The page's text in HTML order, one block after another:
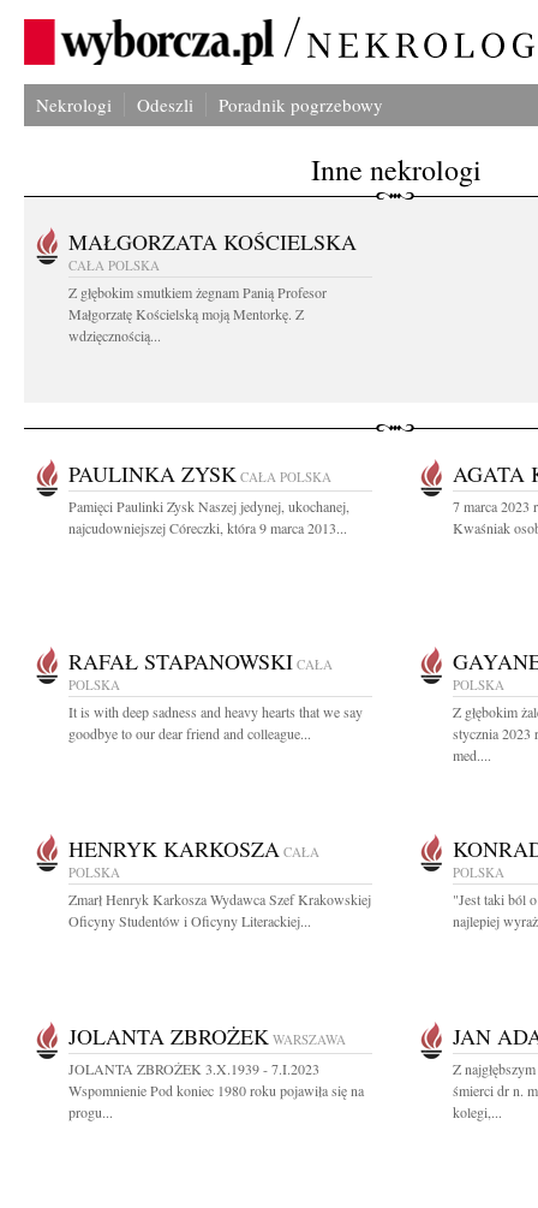
Nekrologi Odeszli Poradnik pogrzebowy
Inne nekrologi
MAŁGORZATA KOŚCIELSKA
CAŁA POLSKA
Z głębokim smutkiem żegnam Panią Profesor
Małgorzatę Kościelską moją Mentorkę. Z
wdzięcznością...
PAULINKA ZYSK CAŁA POLSKA
Pamięci Paulinki Zysk Naszej jedynej, ukochanej,
najcudowniejszej Córeczki, która 9 marca 2013...
AGATA
7 marca 2023
Kwaśniak
RAFAŁ STAPANOWSKI CAŁA
POLSKA
It is with deep sadness and heavy hearts that we say
goodbye to our dear friend and colleague...
POLSKA
Z głębokim
stycznia 2023
med....
HENRYK KARKOSZA CAŁA
POLSKA
Zmarł Henryk Karkosza Wydawca Szef Krakowskiej
Oficyny Studentów i Oficyny Literackiej...
POLSKA
"Jest taki ból
najlepiej
JOLANTA ZBROŻEK WARSZAWA
JOLANTA ZBROŻEK 3.X.1939 - 7.I.2023
Wspomnienie Pod koniec 1980 roku pojawiła się na
progu...
JAN
Z
śmierci dr n.
kolegi,...